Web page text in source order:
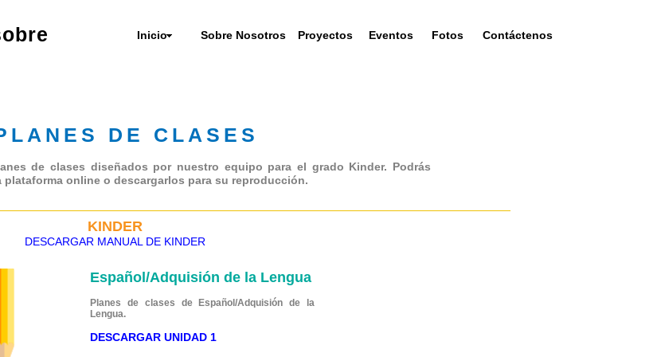
Inicio Sobre Nosotros Proyectos Eventos Fotos Contáctenos
DE CLASES
de clases diseñados por nuestro equipo para el grado Kinder. Podrás
online o descargarlos para su reproducción.
KINDER
DESCARGAR MANUAL DE KINDER
Español/Adquisión de la Lengua
Planes de clases de Español/Adquisión de la
Lengua.
DESCARGAR UNIDAD 1